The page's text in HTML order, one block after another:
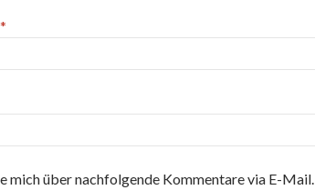
*
mich über nachfolgende Kommentare via E-Mail.